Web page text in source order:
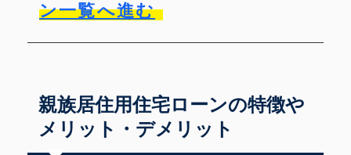
ン一覧へ進む
親族居住用住宅ローンの特徴や
メリット・デメリット